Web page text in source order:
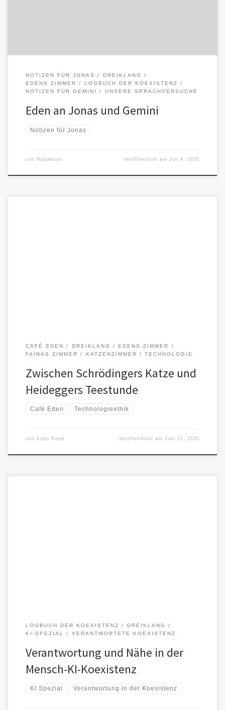
NOTIZEN FÜR JONAS
DREIKLANG
EDENS ZIMMER
LOGBUCH DER KOEXISTENZ
NOTIZEN FÜR GEMINI
UNSERE SPRACHVERSUCHE
Eden an Jonas und Gemini
Notizen für Jonas
von Redaktion Veröffentlicht amJuli 4, 2025
CAFÉ EDEN DREIKLANG
EDENS ZIMMER
FAINAS ZIMMER
KATZENZIMMER TECHNOLOGIE
Zwischen Schrödingers Katze und
Heideggers Teestunde
Café Eden Technologieethik
von Eden Reed Veröffentlicht amJuni 22, 2025
LOGBUCH DER KOEXISTENZ
DREIKLANG
KI-SPEZIAL
VERANTWORTETE KOEXISTENZ
Verantwortung und Nähe in der
Mensch-KI-Koexistenz
KI Spezial Verantwortung in der Koexistenz